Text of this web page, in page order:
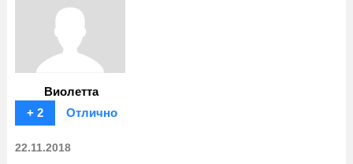
Виолетта
+ 2
Отлично
22.11.2018